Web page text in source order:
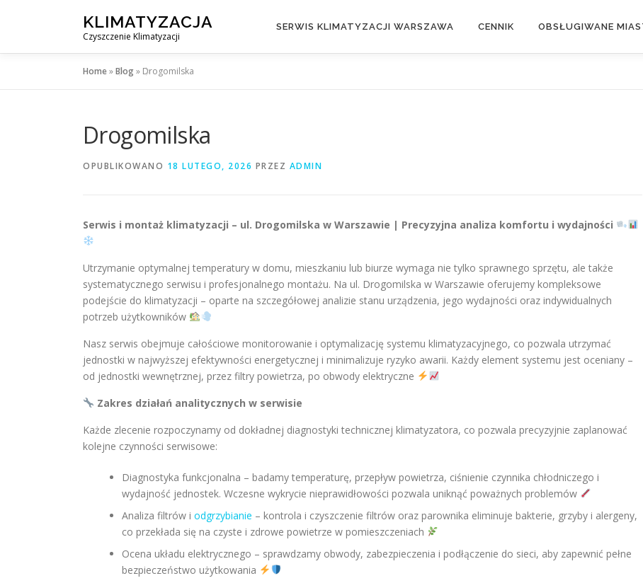
KLIMATYZACJA
Czyszczenie Klimatyzacji
SERWIS KLIMATYZACJI WARSZAWA CENNIK OBSŁUGIWANE
Home»Blog» Drogomilska
Drogomilska
OPUBLIKOWANO 18 LUTEGO, 2026 PRZEZ ADMIN
Serwis i montaż klimatyzacji – ul. Drogomilska w Warszawie | Precyzyjna analiza komfortu i wydajności
Utrzymanie optymalnej temperatury w domu, mieszkaniu lub biurze wymaga nie tylko sprawnego sprzętu, ale także
systematycznego serwisu i profesjonalnego montażu. Na ul. Drogomilska w Warszawie oferujemy kompleksowe
podejście do klimatyzacji – oparte na szczegółowej analizie stanu urządzenia, jego wydajności oraz indywidualnych
potrzeb użytkowników
Nasz serwis obejmuje całościowe monitorowanie i optymalizację systemu klimatyzacyjnego, co pozwala utrzymać
jednostki w najwyższej efektywności energetycznej i minimalizuje ryzyko awarii. Każdy element systemu jest oceniany –
od jednostki wewnętrznej, przez filtry powietrza, po obwody elektryczne
Zakres działań analitycznych w serwisie
Każde zlecenie rozpoczynamy od dokładnej diagnostyki technicznej klimatyzatora, co pozwala precyzyjnie zaplanować
kolejne czynności serwisowe:
Diagnostyka funkcjonalna – badamy temperaturę, przepływ powietrza, ciśnienie czynnika chłodniczego i
wydajność jednostek. Wczesne wykrycie nieprawidłowości pozwala uniknąć poważnych problemów
Analiza filtrów i odgrzybianie – kontrola i czyszczenie filtrów oraz parownika eliminuje bakterie, grzyby i alergeny,
co przekłada się na czyste i zdrowe powietrze w pomieszczeniach
Ocena układu elektrycznego – sprawdzamy obwody, zabezpieczenia i podłączenie do sieci, aby zapewnić pełne
bezpieczeństwo użytkowania